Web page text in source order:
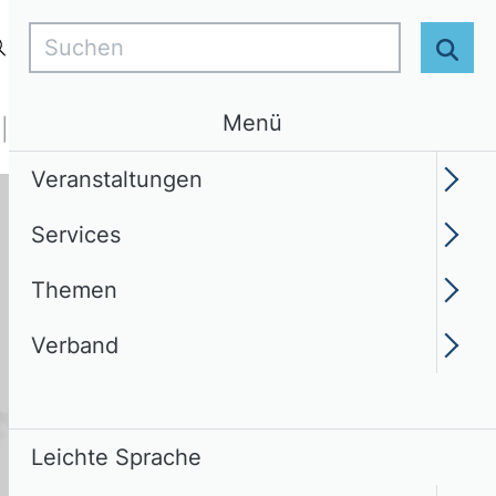
Login DE
Themen Verband
Suchen
Menü
Veranstaltungen
Services
Themen
Verband
Leichte Sprache